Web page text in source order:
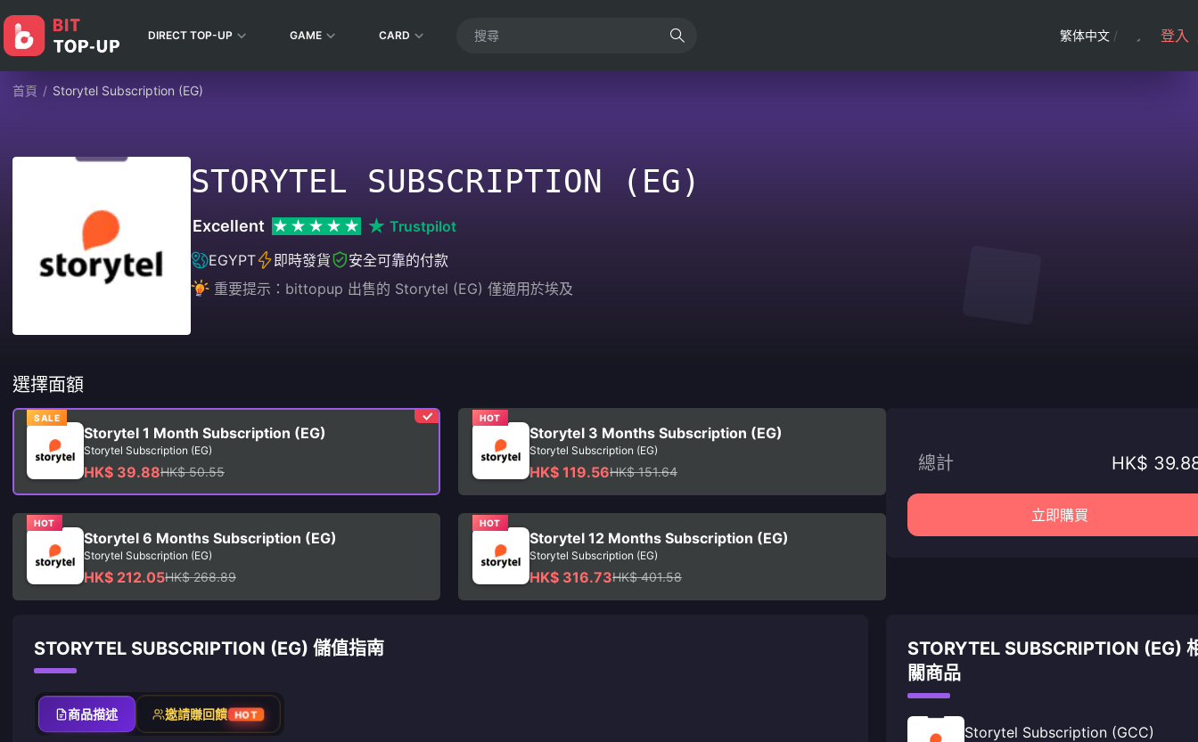
DIRECT TOP-UP GAME CARD 繁体中文 / 登入
首頁 / Storytel Subscription (EG)
STORYTEL SUBSCRIPTION (EG)
Excellent
Trustpilot
EGYPT
即時發貨
安全可靠的付款
重要提示：bittopup 出售的 Storytel (EG) 僅適用於埃及
選擇面額
SALE
Storytel 1 Month Subscription (EG)
Storytel Subscription (EG)
HK$ 39.88HK$ 50.55
HOT
Storytel 3 Months Subscription (EG)
Storytel Subscription (EG)
HK$ 119.56HK$ 151.64
HOT
Storytel 6 Months Subscription (EG)
Storytel Subscription (EG)
HK$ 212.05HK$ 268.89
HOT
Storytel 12 Months Subscription (EG)
Storytel Subscription (EG)
HK$ 316.73HK$ 401.58
總計 HK$
立即購買
STORYTEL SUBSCRIPTION (EG) 儲值指南
商品描述 邀請賺回饋 HOT
STORYTEL SUBSCRIPTION (EG)
關商品
Storytel Subscription (GCC)